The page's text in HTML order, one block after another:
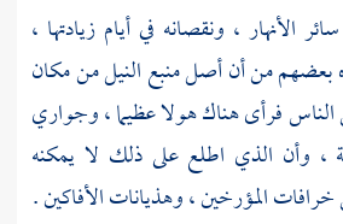
الأنهار ، ونقصانه في أيام زيادتها ،
بعضهم من أن أصل منبعالنيلمن مكان
فرأى هناك هولا عظيما ، وجواري
، وأن الذي اطلع على ذلك لا يمكنه
المؤرخين ، وهذيانات الأفاكين .